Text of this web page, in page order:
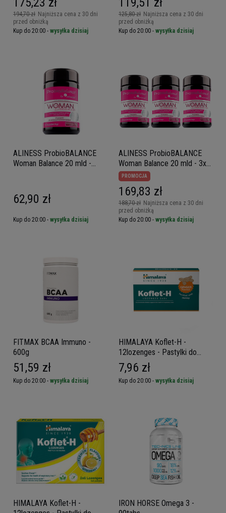
194,70 zł Najniższa cena z 30 dni
przed obniżką
Kup do 20:00 - wysyłka dzisiaj
125,80 zł Najniższa cena z 30 dni
przed obniżką
Kup do 20:00 - wysyłka dzisiaj
ALINESS ProbioBALANCE
Woman Balance 20 mld -
62,90 zł
Kup do 20:00 - wysyłka dzisiaj
ALINESS ProbioBALANCE
Woman Balance 20 mld - 3x
30vcaps
PROMOCJA
188,70 zł Najniższa cena z 30 dni
przed obniżką
169,83 zł
Kup do 20:00 - wysyłka dzisiaj
FITMAX BCAA Immuno -
600g
51,59 zł
Kup do 20:00 - wysyłka dzisiaj
HIMALAYA Koflet-H -
12lozenges - Pastylki do
ssania
7,96 zł
Kup do 20:00 - wysyłka dzisiaj
HIMALAYA Koflet-H -
IRON HORSE Omega 3 -